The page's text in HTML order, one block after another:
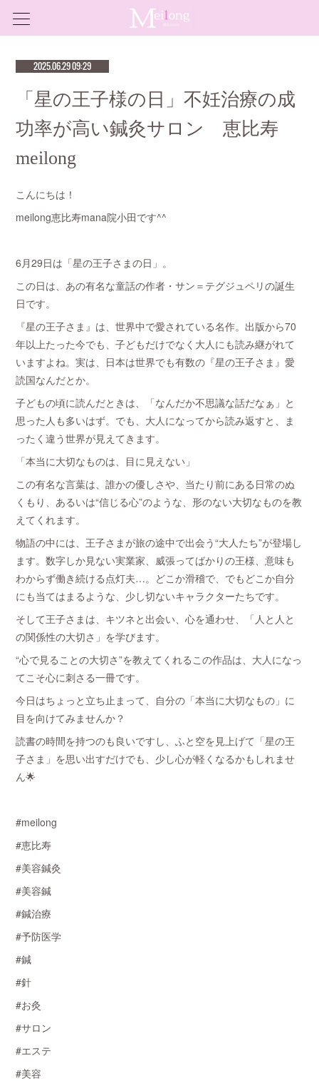
2025.06.29 09:29
「星の王子様の日」不妊治療の成
功率が高い鍼灸サロン 恵比寿
meilong
こんにちは！
meilong恵比寿mana院小田です^^
6月29日は「星の王子さまの日」。
この日は、あの有名な童話の作者・サン＝テグジュペリの誕生
日です。
『星の王子さま』は、世界中で愛されている名作。出版から70
年以上たった今でも、子どもだけでなく大人にも読み継がれて
いますよね。実は、日本は世界でも有数の『星の王子さま』愛
読国なんだとか。
子どもの頃に読んだときは、「なんだか不思議な話だなぁ」と
思った人も多いはず。でも、大人になってから読み返すと、ま
ったく違う世界が見えてきます。
「本当に大切なものは、目に見えない」
この有名な言葉は、誰かの優しさや、当たり前にある日常のぬ
くもり、あるいは“信じる心”のような、形のない大切なものを教
えてくれます。
物語の中には、王子さまが旅の途中で出会う“大人たち”が登場し
ます。数字しか見ない実業家、威張ってばかりの王様、意味も
わからず働き続ける点灯夫…。どこか滑稽で、でもどこか自分
にも当てはまるような、少し切ないキャラクターたちです。
そして王子さまは、キツネと出会い、心を通わせ、「人と人と
の関係性の大切さ」を学びます。
“心で見ることの大切さ”を教えてくれるこの作品は、大人になっ
てこそ心に刺さる一冊です。
今日はちょっと立ち止まって、自分の「本当に大切なもの」に
目を向けてみませんか？
読書の時間を持つのも良いですし、ふと空を見上げて「星の王
子さま」を思い出すだけでも、少し心が軽くなるかもしれませ
ん🌟
#meilong
#恵比寿
#美容鍼灸
#美容鍼
#鍼治療
#予防医学
#鍼
#針
#お灸
#サロン
#エステ
#美容